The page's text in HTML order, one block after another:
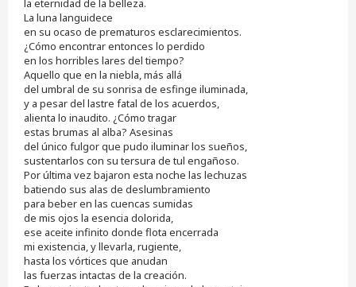
La luna languidece
en su ocaso de prematuros esclarecimientos.
¿Cómo encontrar entonces lo perdido
en los horribles lares del tiempo?
Aquello que en la niebla, más allá
del umbral de su sonrisa de esfinge iluminada,
y a pesar del lastre fatal de los acuerdos,
alienta lo inaudito. ¿Cómo tragar
estas brumas al alba? Asesinas
del único fulgor que pudo iluminar los sueños,
sustentarlos con su tersura de tul engañoso.
Por última vez bajaron esta noche las lechuzas
batiendo sus alas de deslumbramiento
para beber en las cuencas sumidas
de mis ojos la esencia dolorida,
ese aceite infinito donde flota encerrada
mi existencia, y llevarla, rugiente,
hasta los vórtices que anudan
las fuerzas intactas de la creación.